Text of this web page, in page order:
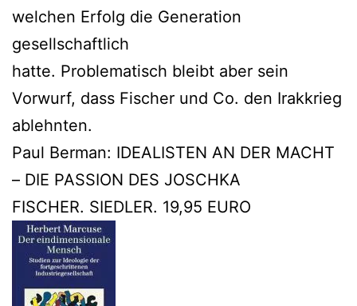
welchen Erfolg die Generation
gesellschaftlich
hatte. Problematisch bleibt aber sein
Vorwurf, dass Fischer und Co. den Irakkrieg
ablehnten.
Paul Berman: IDEALISTEN AN DER MACHT
– DIE PASSION DES JOSCHKA
FISCHER. SIEDLER. 19,95 EURO